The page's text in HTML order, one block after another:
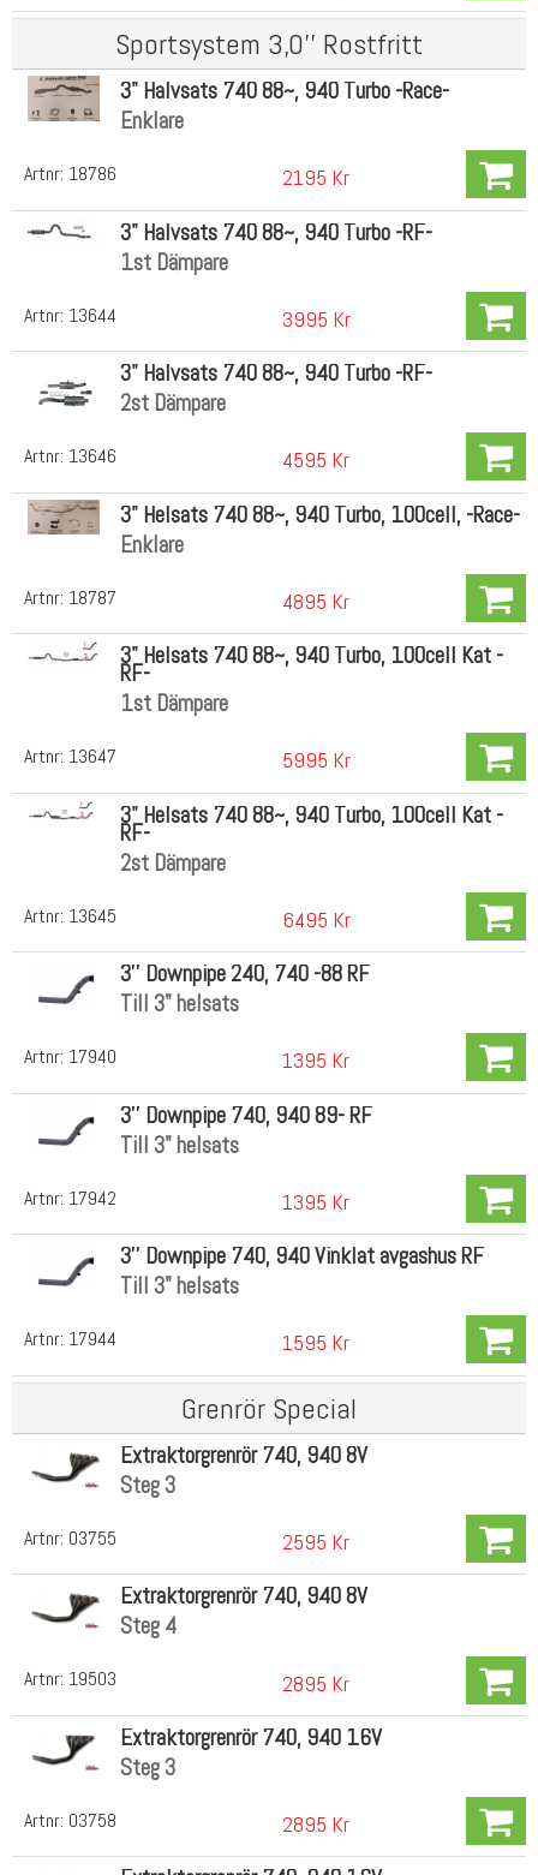
Sportsystem 3,0'' Rostfritt
Artnr: 18786
3" Halvsats 740 88~, 940 Turbo -Race-
Enklare
2195 Kr
Artnr: 13644
3" Halvsats 740 88~, 940 Turbo -RF-
1st Dämpare
3995 Kr
Artnr: 13646
3" Halvsats 740 88~, 940 Turbo -RF-
2st Dämpare
4595 Kr
Artnr: 18787
3" Helsats 740 88~, 940 Turbo, 100cell, -Race-
Enklare
4895 Kr
Artnr: 13647
3" Helsats 740 88~, 940 Turbo, 100cell Kat -
RF-
1st Dämpare
5995 Kr
Artnr: 13645
3" Helsats 740 88~, 940 Turbo, 100cell Kat -
RF-
2st Dämpare
6495 Kr
Artnr: 17940
3'' Downpipe 240, 740 -88 RF
Till 3" helsats
1395 Kr
Artnr: 17942
3'' Downpipe 740, 940 89- RF
Till 3" helsats
1395 Kr
Artnr: 17944
3'' Downpipe 740, 940 Vinklat avgashus RF
Till 3" helsats
1595 Kr
Grenrör Special
Artnr: 03755
Extraktorgrenrör 740, 940 8V
Steg 3
2595 Kr
Artnr: 19503
Extraktorgrenrör 740, 940 8V
Steg 4
2895 Kr
Artnr: 03758
Extraktorgrenrör 740, 940 16V
Steg 3
2895 Kr